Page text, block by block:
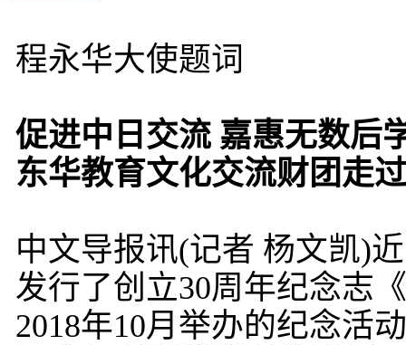
程永华大使题词
促进中日交流 嘉惠无数后
东华教育文化交流财团走
中文导报讯(记者 杨文凯)
发行了创立30周年纪念志
2018年10月举办的纪念活